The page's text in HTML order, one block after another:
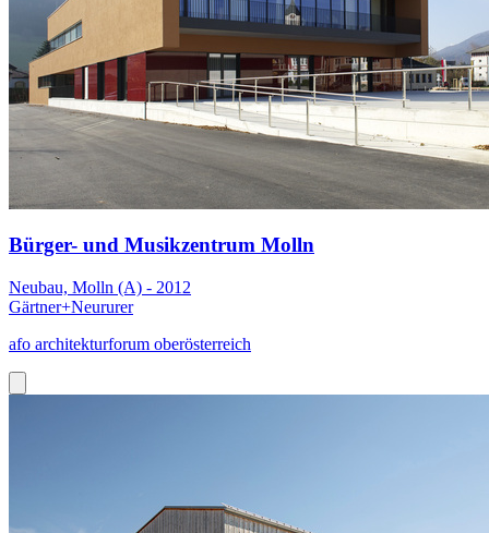
Bürger- und Musikzentrum Molln
Neubau, Molln (A) - 2012
Gärtner+Neururer
afo architekturforum oberösterreich